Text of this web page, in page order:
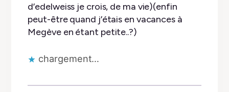
d’edelweiss je crois, de ma vie)(enfin
peut-être quand j’étais en vacances à
Megève en étant petite..?)
chargement…